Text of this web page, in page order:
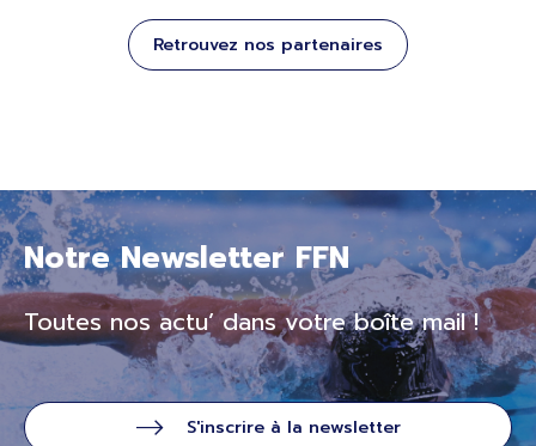
Retrouvez nos partenaires
Notre Newsletter FFN
Toutes nos actu’ dans votre boîte mail !
S'inscrire à la newsletter